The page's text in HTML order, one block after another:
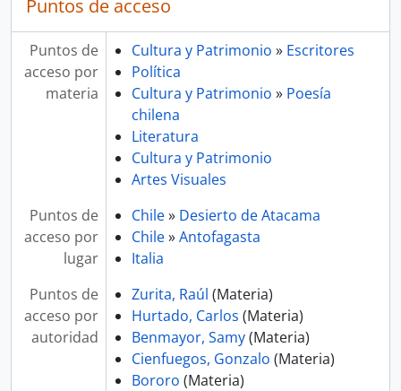
Puntos de acceso
Puntos de
acceso por
materia
Cultura y Patrimonio » Escritores
Política
Cultura y Patrimonio » Poesía
chilena
Literatura
Cultura y Patrimonio
Artes Visuales
Puntos de
acceso por
lugar
Chile» Desierto de Atacama
Chile»Antofagasta
Italia
Puntos de
acceso por
autoridad
Zurita, Raúl (Materia)
Hurtado, Carlos (Materia)
Benmayor, Samy(Materia)
Cienfuegos, Gonzalo (Materia)
Bororo (Materia)